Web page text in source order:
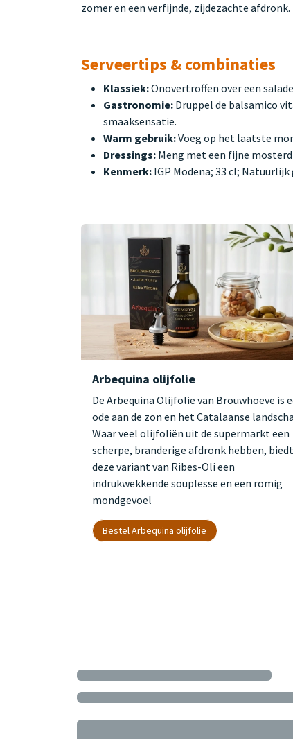
zomer en een verfijnde, zijdezachte afdronk.
Serveertips & combinaties
Klassiek:Onovertroffen over een
Gastronomie: Druppel de balsamico
smaaksensatie.
Warm gebruik:Voeg op het laatste
Dressings: Meng met een fijne
Kenmerk: IGP Modena; 33 cl;
Arbequina olijfolie
De Arbequina Olijfolie van Brouwhoeve is
ode aan de zon en het Catalaanse
Waar veel olijfoliën uit de supermarkt een
scherpe, branderige afdronk hebben, biedt
deze variant van Ribes-Oli een
indrukwekkende souplesse en een romig
mondgevoel
Bestel Arbequina olijfolie